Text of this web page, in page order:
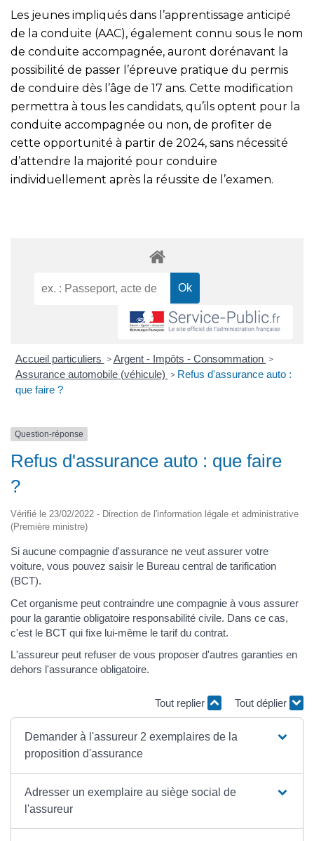
Les jeunes impliqués dans l’apprentissage anticipé
de la conduite (AAC), également connu sous le nom
de conduite accompagnée, auront dorénavant la
possibilité de passer l’épreuve pratique du permis
de conduire dès l’âge de 17 ans. Cette modification
permettra à tous les candidats, qu’ils optent pour la
conduite accompagnée ou non, de profiter de
cette opportunité à partir de 2024, sans nécessité
d’attendre la majorité pour conduire
individuellement après la réussite de l’examen.
Accueil particuliers > Argent - Impôts - Consommation >
Assurance automobile (véhicule) > Refus d'assurance auto :
que faire ?
Question-réponse
Refus d'assurance auto : que faire
?
Vérifié le 23/02/2022 - Direction de l'information légale et administrative
(Première ministre)
Si aucune compagnie d'assurance ne veut assurer votre
voiture, vous pouvez saisir le Bureau central de tarification
(BCT).
Cet organisme peut contraindre une compagnie à vous assurer
pour la garantie obligatoire responsabilité civile. Dans ce cas,
c'est le BCT qui fixe lui-même le tarif du contrat.
L'assureur peut refuser de vous proposer d'autres garanties en
dehors l'assurance obligatoire.
Tout replier Tout déplier
Demander à l'assureur 2 exemplaires de la
proposition d'assurance
Adresser un exemplaire au siège social de
l'assureur